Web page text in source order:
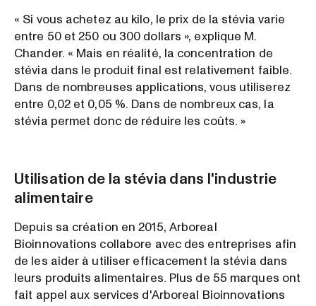
« Si vous achetez au kilo, le prix de la stévia varie
entre 50 et 250 ou 300 dollars », explique M.
Chander. « Mais en réalité, la concentration de
stévia dans le produit final est relativement faible.
Dans de nombreuses applications, vous utiliserez
entre 0,02 et 0,05 %. Dans de nombreux cas, la
stévia permet donc de réduire les coûts. »
Utilisation de la stévia dans l'industrie
alimentaire
Depuis sa création en 2015, Arboreal
Bioinnovations collabore avec des entreprises afin
de les aider à utiliser efficacement la stévia dans
leurs produits alimentaires. Plus de 55 marques ont
fait appel aux services d'Arboreal Bioinnovations